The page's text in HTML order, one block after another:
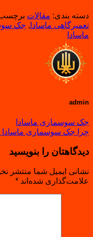
دسته بندی: مقالات
تعمیرگاهی ماسادا , جک
ماسادا
admin
جک سوسماری ماسادا
چرا جک سوسماری ماسادا
دیدگاهتان را بنویسید
نشانی ایمیل شما منتشر
علامت‌گذاری شده‌اند *